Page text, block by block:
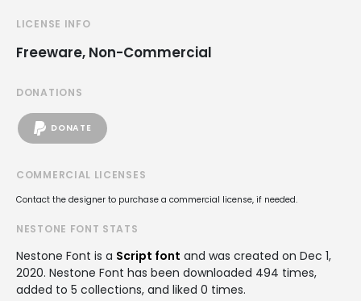
LICENSE INFO
Freeware, Non-Commercial
DONATIONS
DONATE
COMMERCIAL LICENSES
Contact the designer to purchase a commercial license, if needed.
NESTONE FONT STATS
Nestone Font is a Script font and was created on Dec 1,
2020. Nestone Font has been downloaded 494 times,
added to 5 collections, and liked 0 times.